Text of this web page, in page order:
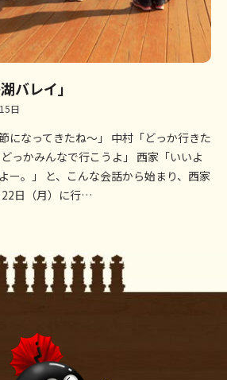
バレイ」
日
になってきたね～」 中村「どっか行きた
っかみんなで行こうよ」 西家「いいよ
ー。」 と、こんな会話から始まり、西家
22日（月）に行…